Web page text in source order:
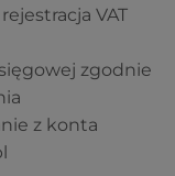
VAT
zgodnie
z konta